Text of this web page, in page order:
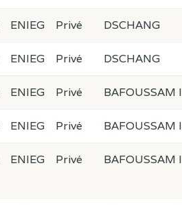
ENIEG Privé DSCHANG
ENIEG Privé DSCHANG
ENIEG Privé BAFOUSSAM I
ENIEG Privé BAFOUSSAM I
ENIEG Privé BAFOUSSAM I